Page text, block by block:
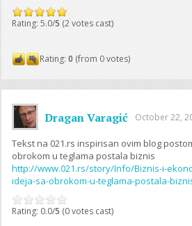
Rating: 5.0/5 (2 votes cast)
Rating:0 (from 0 votes)
Dragan Varagić October 22,
Tekst na 021.rs inspirisan ovim blog
obrokom u teglama postala biznis
http://www.021.rs/story/Info/Biznis-i-
ideja-sa-obrokom-u-teglama-postala-
Rating: 0.0/5 (0 votes cast)